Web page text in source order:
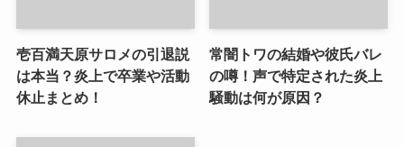
壱百満天原サロメの引退説
は本当？炎上で卒業や活動
休止まとめ！
常闇トワの結婚や彼氏バレ
の噂！声で特定された炎上
騒動は何が原因？